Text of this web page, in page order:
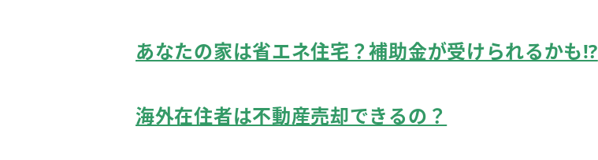
あなたの家は省エネ住宅？補助金が受けられるかも⁉︎
海外在住者は不動産売却できるの？